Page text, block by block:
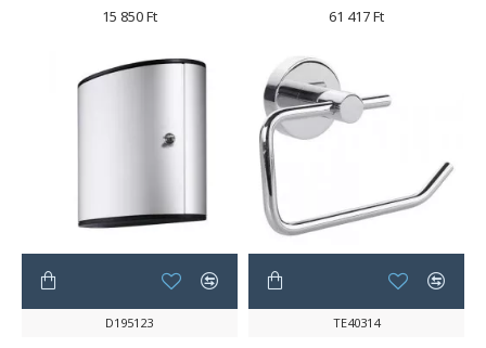
15 850 Ft 61 417 Ft
D195123 TE40314